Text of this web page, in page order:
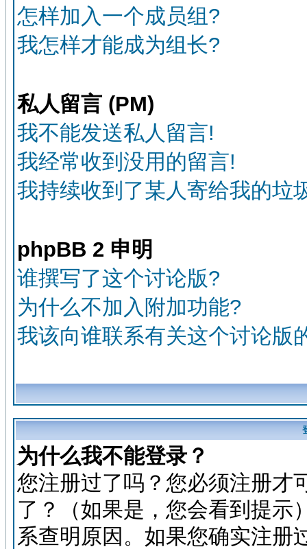
怎样加入一个成员组?
我怎样才能成为组长?
私人留言 (PM)
我不能发送私人留言!
我经常收到没用的留言!
我持续收到了某人寄给我的垃
phpBB 2 申明
谁撰写了这个讨论版?
为什么不加入附加功能?
我该向谁联系有关这个讨论版
为什么我不能登录？
您注册过了吗？您必须注册才
了？（如果是，您会看到提示
系查明原因。如果您确实注册